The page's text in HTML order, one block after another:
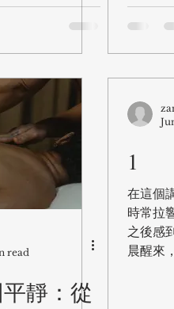
read
靜：從
1
在這個
時常拉
之後感
晨醒來